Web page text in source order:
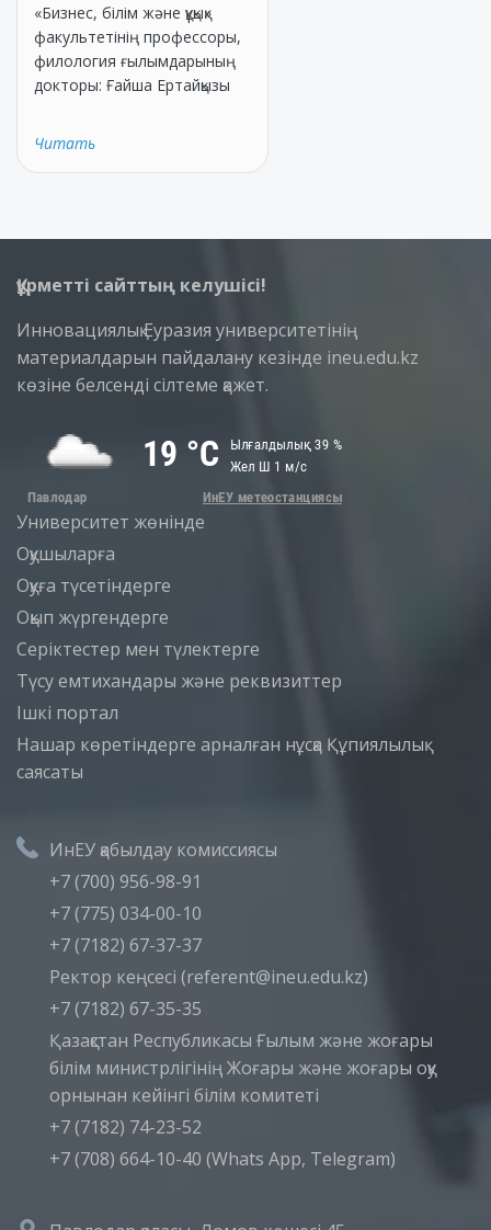
«Бизнес, білім және құқық»
факультетінің профессоры,
филология ғылымдарының
докторы: Ғайша Ертайқызы
Читать
Құрметті сайттың келушісі!
Инновациялық Еуразия университетінің
материалдарын пайдалану кезінде ineu.edu.kz
көзіне белсенді сілтеме қажет.
Университет жөнінде
Оқушыларға
Оқуға түсетіндерге
Оқып жүргендерге
Серіктестер мен түлектерге
Түсу емтихандары және реквизиттер
Iшкi портал
Нашар көретіндерге арналған нұсқа Құпиялылық
саясаты
ИнЕУ қабылдау комиссиясы
+7 (700) 956-98-91
+7 (775) 034-00-10
+7 (7182) 67-37-37
Ректор кеңсесі (referent@ineu.edu.kz)
+7 (7182) 67-35-35
Қазақстан Республикасы Ғылым және жоғары
білім министрлігінің Жоғары және жоғары оқу
орнынан кейінгі білім комитеті
+7 (7182) 74-23-52
+7 (708) 664-10-40 (Whats App, Telegram)